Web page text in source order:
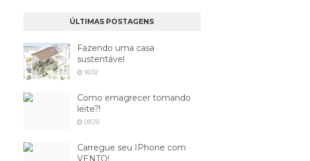
ÚLTIMAS POSTAGENS
Fazendo uma casa
sustentável
16:02
Como emagrecer tomando
leite?!
09:20
Carregue seu IPhone com
VENTO!